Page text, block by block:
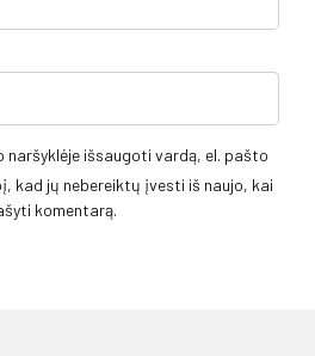
naršyklėje išsaugoti vardą, el. pašto
kad jų nebereiktų įvesti iš naujo, kai
komentarą.